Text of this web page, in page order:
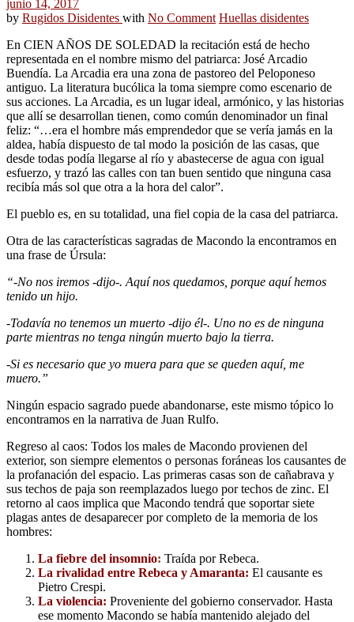
junio 14, 2017
by Rugidos Disidentes with No Comment Huellas disidentes
En CIEN AÑOS DE SOLEDAD la recitación está de hecho
representada en el nombre mismo del patriarca: José Arcadio
Buendía. La Arcadia era una zona de pastoreo del Peloponeso
antiguo. La literatura bucólica la toma siempre como escenario de
sus acciones. La Arcadia, es un lugar ideal, armónico, y las historias
que allí se desarrollan tienen, como común denominador un final
feliz: “…era el hombre más emprendedor que se vería jamás en la
aldea, había dispuesto de tal modo la posición de las casas, que
desde todas podía llegarse al río y abastecerse de agua con igual
esfuerzo, y trazó las calles con tan buen sentido que ninguna casa
recibía más sol que otra a la hora del calor”.
El pueblo es, en su totalidad, una fiel copia de la casa del patriarca.
Otra de las características sagradas de Macondo la encontramos en
una frase de Úrsula:
“-No nos iremos -dijo-. Aquí nos quedamos, porque aquí hemos
tenido un hijo.
-Todavía no tenemos un muerto -dijo él-. Uno no es de ninguna
parte mientras no tenga ningún muerto bajo la tierra.
-Si es necesario que yo muera para que se queden aquí, me
muero.”
Ningún espacio sagrado puede abandonarse, este mismo tópico lo
encontramos en la narrativa de Juan Rulfo.
Regreso al caos: Todos los males de Macondo provienen del
exterior, son siempre elementos o personas foráneas los causantes de
la profanación del espacio. Las primeras casas son de cañabrava y
sus techos de paja son reemplazados luego por techos de zinc. El
retorno al caos implica que Macondo tendrá que soportar siete
plagas antes de desaparecer por completo de la memoria de los
hombres:
La fiebre del insomnio: Traída por Rebeca.
La rivalidad entre Rebeca y Amaranta: El causante es
Pietro Crespi.
La violencia: Proveniente del gobierno conservador. Hasta
ese momento Macondo se había mantenido alejado del